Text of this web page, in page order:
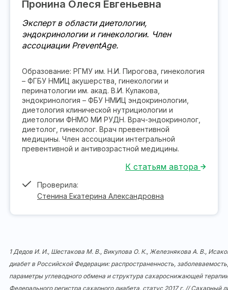
Пронина Олеся Евгеньевна
Эксперт в области диетологии,
эндокринологии и гинекологии. Член
ассоциации PreventAge.
Образование: РГМУ им. Н.И. Пирогова, гинекология
– ФГБУ НМИЦ акушерства, гинекологии и
перинатологии им. акад. В.И. Кулакова,
эндокринология – ФБУ НМИЦ эндокринологии,
диетология клинической нутрициологии и
диетологии ФНМО МИ РУДН. Врач-эндокринолог,
диетолог, гинеколог. Врач превентивной
медицины. Член ассоциации интегральной
превентивной и антивозрастной медицины.
К статьям автора
Проверила:
Стенина Екатерина Александровна
1 Дедов И. И., Шестакова М. В., Викулова О. К., Железнякова А. В.,
диабет в Российской Федерации: распространенность,
параметры углеводного обмена и структура сахароснижающей
Федерального регистра сахарного диабета, статус 2017 г. //